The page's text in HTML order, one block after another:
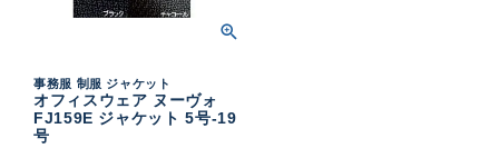
事務服 制服 ジャケット
オフィスウェア ヌーヴォ
FJ159E ジャケット 5号-19
号